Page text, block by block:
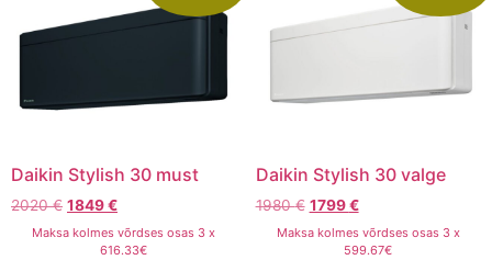
Daikin Stylish 30 must
2020€ 1849€
Maksa kolmes võrdses osas 3 x
616.33€
Daikin Stylish 30 valge
1980€ 1799€
Maksa kolmes võrdses osas 3 x
599.67€